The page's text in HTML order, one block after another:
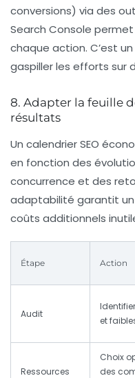
conversions) via des
Search Console
chaque action. C’est
gaspiller les efforts sur
8. Adapter la feuille
résultats
Un calendrier SEO
en fonction des
concurrence et des
adaptabilité garantit
coûts additionnels
Étape Action
Audit
et
Ressources
Choix
des